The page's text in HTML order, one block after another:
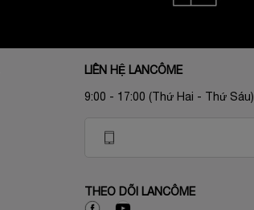
LIÊN HỆ LANCÔME
9:00 - 17:00 (Thứ Hai - Thứ Sáu)
THEO DÕI LANCÔME